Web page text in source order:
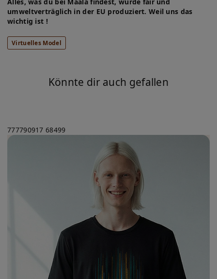
umweltverträglich in der EU produziert. Weil uns das
wichtig ist !
Virtuelles Model
Könnte dir auch gefallen
777790917 68499